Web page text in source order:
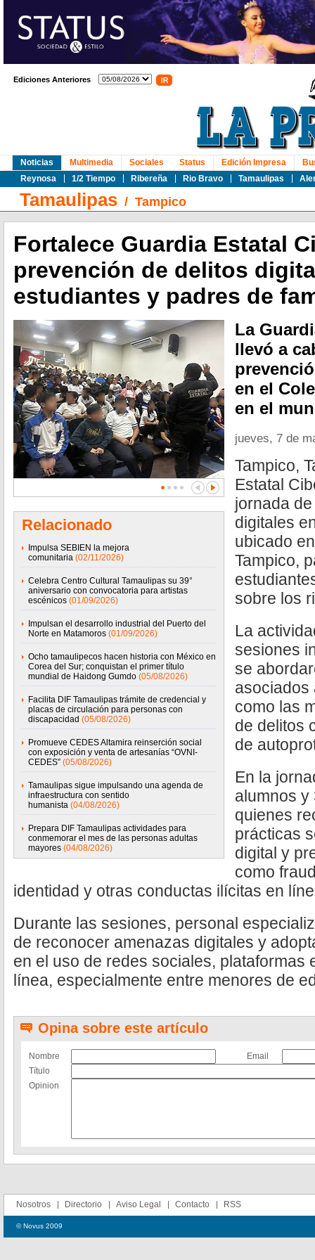
Ediciones Anteriores
Noticias
Reynosa
1/2 Tiempo Ribereña Rio Bravo Tamaulipas
Multimedia Sociales Status Edición Impresa
Tamaulipas / Tampico
Fortalece Guardia Estatal
prevención de delitos
estudiantes y padres de
Relacionado
Impulsa SEBIEN la mejora
comunitaria (02/11/2026)
Celebra Centro Cultural Tamaulipas su 39°
aniversario con convocatoria para artistas
escénicos (01/09/2026)
Impulsan el desarrollo industrial del Puerto del
Norte en Matamoros (01/09/2026)
Ocho tamaulipecos hacen historia con México en
Corea del Sur; conquistan el primer título
mundial de Haidong Gumdo (05/08/2026)
Facilita DIF Tamaulipas trámite de credencial y
placas de circulación para personas con
discapacidad (05/08/2026)
Promueve CEDES Altamira reinserción social
con exposición y venta de artesanías “OVNI-
CEDES” (05/08/2026)
Tamaulipas sigue impulsando una agenda de
infraestructura con sentido
humanista (04/08/2026)
Prepara DIF Tamaulipas actividades para
conmemorar el mes de las personas adultas
mayores (04/08/2026)
La
llevó a
en el
en el
jueves, 7 de
Tampico,
Estatal
jornada
digitales
ubicado
Tampico,
sobre los
La
sesiones
se
asociados
como las
de delitos
de
En la
alumnos y
quienes
prácticas
digital y
como
identidad y otras conductas ilícitas en
Durante las sesiones, personal
de reconocer amenazas digitales y
en el uso de redes sociales, plataformas
línea, especialmente entre menores de
Opina sobre este artículo
Nombre
Email
Título
Opinion
Nosotros Directorio Aviso Legal Contacto RSS
© Novus 2009